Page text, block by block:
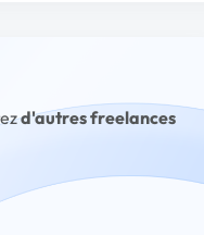
d'autres freelances